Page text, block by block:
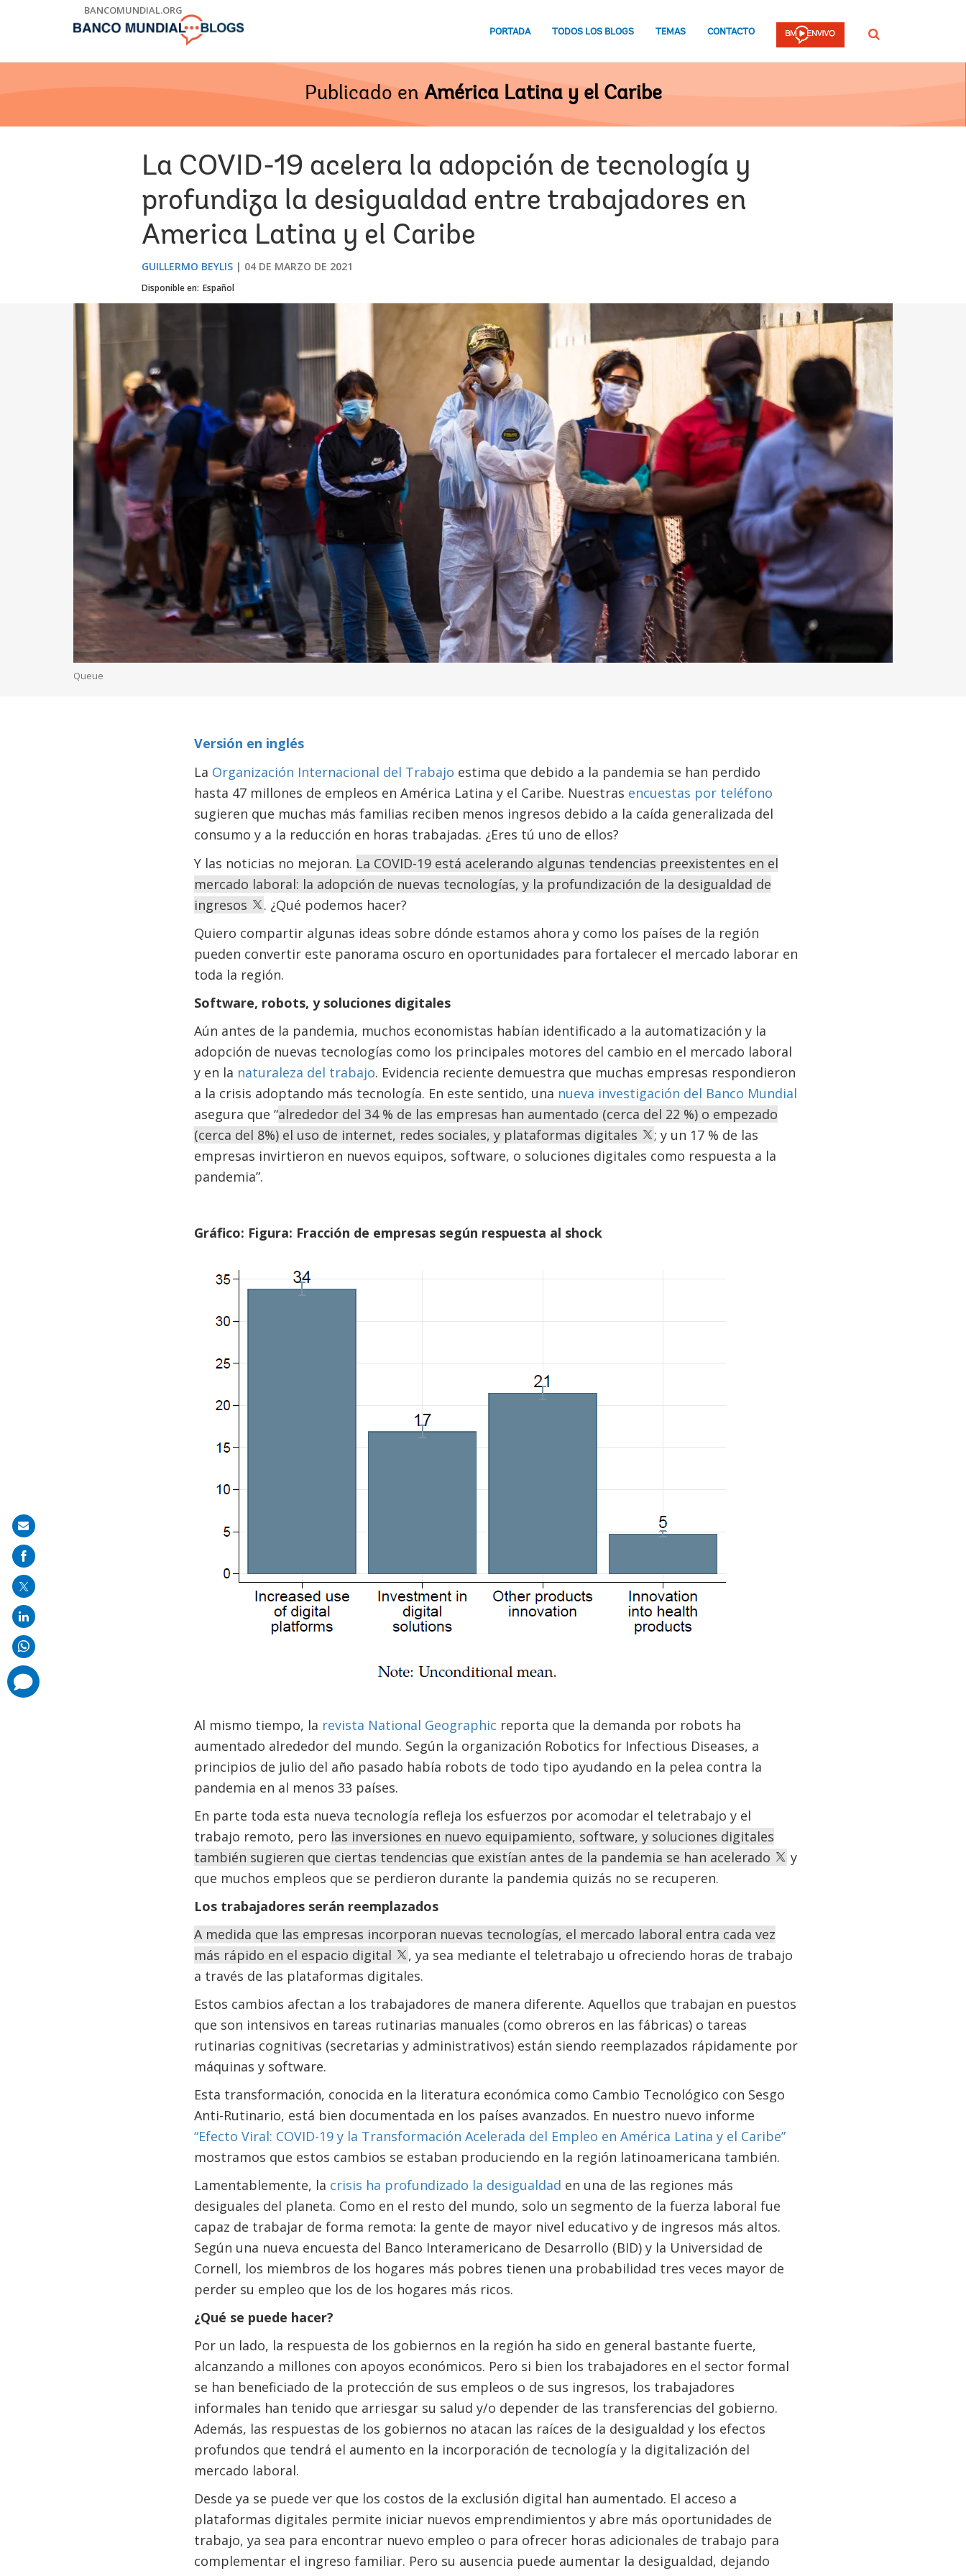
BANCOMUNDIAL.ORG
PORTADA TODOS LOS BLOGS TEMAS CONTACTO Buscar
Publicado en América Latina y el Caribe
La COVID-19 acelera la adopción de tecnología y
profundiza la desigualdad entre trabajadores en
America Latina y el Caribe
GUILLERMO BEYLIS 04 DE MARZO DE 2021
Disponible en: Español
Queue
Versión en inglés
La Organización Internacional del Trabajo estima que debido a la pandemia se han perdido
hasta 47 millones de empleos en América Latina y el Caribe. Nuestras encuestas por teléfono
sugieren que muchas más familias reciben menos ingresos debido a la caída generalizada del
consumo y a la reducción en horas trabajadas. ¿Eres tú uno de ellos?
Y las noticias no mejoran. La COVID-19 está acelerando algunas tendencias preexistentes en el
mercado laboral: la adopción de nuevas tecnologías, y la profundización de la desigualdad de
ingresos
. ¿Qué podemos hacer?
Quiero compartir algunas ideas sobre dónde estamos ahora y como los países de la región
pueden convertir este panorama oscuro en oportunidades para fortalecer el mercado laborar en
toda la región.
Software, robots, y soluciones digitales
Aún antes de la pandemia, muchos economistas habían identificado a la automatización y la
adopción de nuevas tecnologías como los principales motores del cambio en el mercado laboral
y en la naturaleza del trabajo. Evidencia reciente demuestra que muchas empresas respondieron
a la crisis adoptando más tecnología. En este sentido, una nueva investigación del Banco Mundial
asegura que “alrededor del 34 % de las empresas han aumentado (cerca del 22 %) o empezado
(cerca del 8%) el uso de internet, redes sociales, y plataformas digitales
; y un 17 % de las
empresas invirtieron en nuevos equipos, software, o soluciones digitales como respuesta a la
pandemia”.
Gráfico: Figura: Fracción de empresas según respuesta al shock
Al mismo tiempo, la revista National Geographic reporta que la demanda por robots ha
aumentado alrededor del mundo. Según la organización Robotics for Infectious Diseases, a
principios de julio del año pasado había robots de todo tipo ayudando en la pelea contra la
pandemia en al menos 33 países.
En parte toda esta nueva tecnología refleja los esfuerzos por acomodar el teletrabajo y el
trabajo remoto, pero las inversiones en nuevo equipamiento, software, y soluciones digitales
también sugieren que ciertas tendencias que existían antes de la pandemia se han acelerado
y
que muchos empleos que se perdieron durante la pandemia quizás no se recuperen.
Los trabajadores serán reemplazados
A medida que las empresas incorporan nuevas tecnologías, el mercado laboral entra cada vez
más rápido en el espacio digital
, ya sea mediante el teletrabajo u ofreciendo horas de trabajo
a través de las plataformas digitales.
Estos cambios afectan a los trabajadores de manera diferente. Aquellos que trabajan en puestos
que son intensivos en tareas rutinarias manuales (como obreros en las fábricas) o tareas
rutinarias cognitivas (secretarias y administrativos) están siendo reemplazados rápidamente por
máquinas y software.
Esta transformación, conocida en la literatura económica como Cambio Tecnológico con Sesgo
Anti-Rutinario, está bien documentada en los países avanzados. En nuestro nuevo informe
“Efecto Viral: COVID-19 y la Transformación Acelerada del Empleo en América Latina y el Caribe”
mostramos que estos cambios se estaban produciendo en la región latinoamericana también.
Lamentablemente, la crisis ha profundizado la desigualdad en una de las regiones más
desiguales del planeta. Como en el resto del mundo, solo un segmento de la fuerza laboral fue
capaz de trabajar de forma remota: la gente de mayor nivel educativo y de ingresos más altos.
Según una nueva encuesta del Banco Interamericano de Desarrollo (BID) y la Universidad de
Cornell, los miembros de los hogares más pobres tienen una probabilidad tres veces mayor de
perder su empleo que los de los hogares más ricos.
¿Qué se puede hacer?
Por un lado, la respuesta de los gobiernos en la región ha sido en general bastante fuerte,
alcanzando a millones con apoyos económicos. Pero si bien los trabajadores en el sector formal
se han beneficiado de la protección de sus empleos o de sus ingresos, los trabajadores
informales han tenido que arriesgar su salud y/o depender de las transferencias del gobierno.
Además, las respuestas de los gobiernos no atacan las raíces de la desigualdad y los efectos
profundos que tendrá el aumento en la incorporación de tecnología y la digitalización del
mercado laboral.
Desde ya se puede ver que los costos de la exclusión digital han aumentado. El acceso a
plataformas digitales permite iniciar nuevos emprendimientos y abre más oportunidades de
trabajo, ya sea para encontrar nuevo empleo o para ofrecer horas adicionales de trabajo para
complementar el ingreso familiar. Pero su ausencia puede aumentar la desigualdad, dejando
Share
on
mail
comments
added